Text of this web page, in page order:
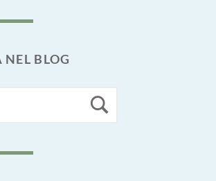
NEL BLOG